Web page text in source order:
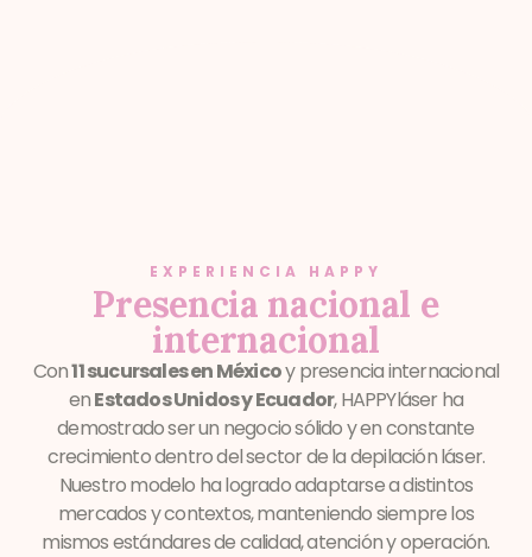
EXPERIENCIA HAPPY
Presencia nacional e
internacional
Con11 sucursales en Méxicoy presencia internacional
enEstados Unidos y Ecuador, HAPPYláser ha
demostrado ser un negocio sólido y en constante
crecimiento dentro del sector de la depilación láser.
Nuestro modelo ha logrado adaptarse a distintos
mercados y contextos, manteniendo siempre los
mismos estándares de calidad, atención y operación.